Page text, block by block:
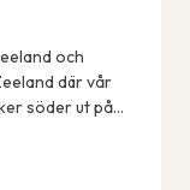
och
där vår
söder ut på